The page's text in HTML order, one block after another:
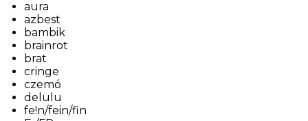
aura
azbest
bambik
brainrot
brat
cringe
czemó
delulu
fe!n/fein/fin